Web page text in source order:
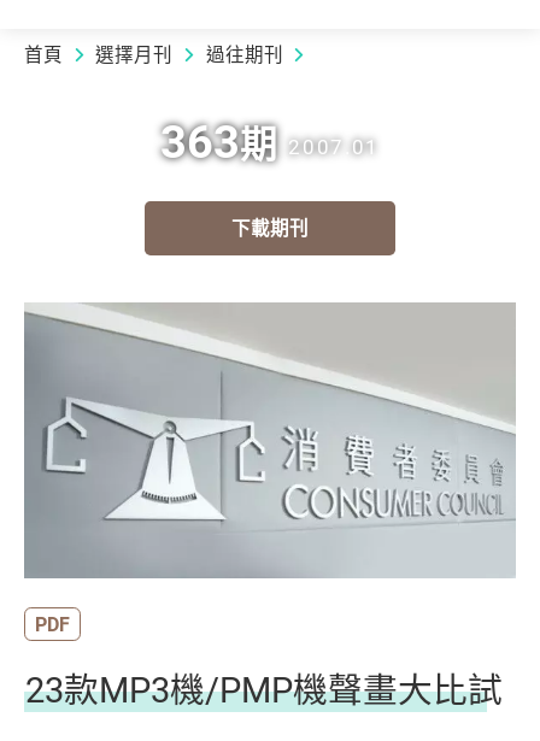
首頁 選擇月刊 過往期刊
363期 2007.01
下載期刊
PDF
23款MP3機/PMP機聲畫大比試